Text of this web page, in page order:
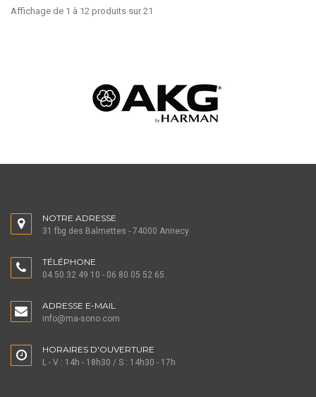
Affichage de 1 à 12 produits sur 21
NOTRE ADRESSE
31 fbg des Balmettes - 74000 Annecy
TÉLÉPHONE
04 50 32 49 10 - 06 80 05 52 65
ADRESSE E-MAIL
info@ma-sono.com
HORAIRES D'OUVERTURE
L - V : 14h - 18h30 / S : 14h30 - 17h